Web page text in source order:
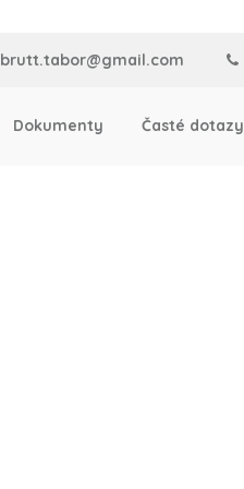
brutt.tabor@gmail.com
Dokumenty Časté dotazy